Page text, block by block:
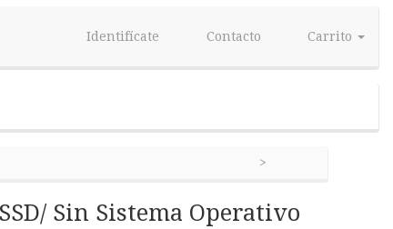
Identifícate Contacto Carrito
Sin Sistema Operativo